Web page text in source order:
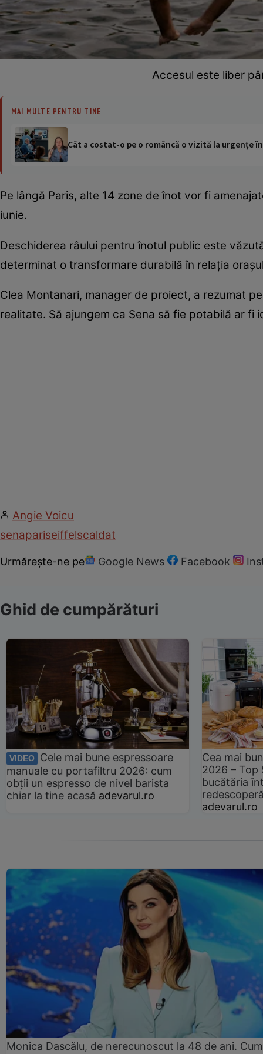
Accesul este liber
MAI MULTE PENTRU TINE
Cât a costat-o pe o româncă o vizită la urgențe
Pe lângă Paris, alte 14 zone de înot vor fi
iunie.
Deschiderea râului pentru înotul public este
determinat o transformare durabilă în relaţia
Clea Montanari, manager de proiect, a rezumat
realitate. Să ajungem ca Sena să fie potabilă ar fi
Angie Voicu
senapariseiffelscaldat
Urmărește-ne pe Google News Facebook
Ghid de cumpărături
VIDEO
Cele mai bune espressoare
manuale cu portafiltru 2026: cum
obții un espresso de nivel barista
chiar la tine acasă adevarul.ro
Cea mai
2026 –
bucătăria
adevarul.ro
Monica Dascălu, de nerecunoscut la 48 de ani. Cum